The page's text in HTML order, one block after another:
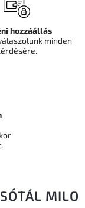
MILO
hozzáállás
minden